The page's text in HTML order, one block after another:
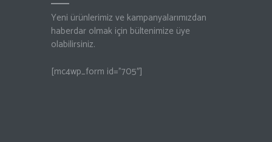
Yeni ürünlerimiz ve kampanyalarımızdan
haberdar olmak için bültenimize üye
olabilirsiniz.
[mc4wp_form id=”705″]